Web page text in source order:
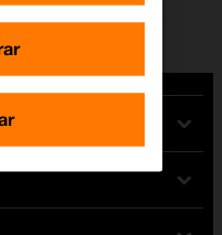
ver el número.